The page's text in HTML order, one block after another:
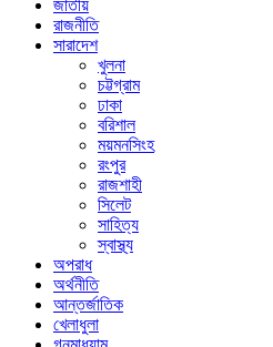
জাতীয়
রাজনীতি
সারাদেশ
খুলনা
চট্টগ্রাম
ঢাকা
বরিশাল
ময়মনসিংহ
রংপুর
রাজশাহী
সিলেট
সাহিত্য
স্বাস্থ্য
অপরাধ
অর্থনীতি
আন্তর্জাতিক
খেলাধুলা